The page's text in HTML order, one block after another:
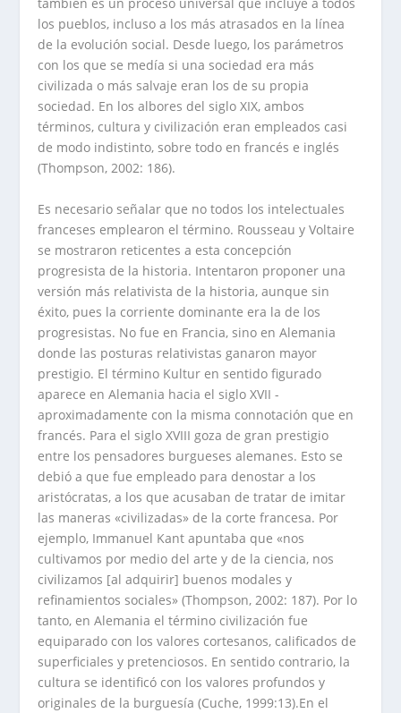
los pueblos, incluso a los más atrasados en la línea
de la evolución social. Desde luego, los parámetros
con los que se medía si una sociedad era más
civilizada o más salvaje eran los de su propia
sociedad. En los albores del siglo XIX, ambos
términos, cultura y civilización eran empleados casi
de modo indistinto, sobre todo en francés e inglés
(Thompson, 2002: 186).
Es necesario señalar que no todos los intelectuales
franceses emplearon el término. Rousseau y Voltaire
se mostraron reticentes a esta concepción
progresista de la historia. Intentaron proponer una
versión más relativista de la historia, aunque sin
éxito, pues la corriente dominante era la de los
progresistas. No fue en Francia, sino en Alemania
donde las posturas relativistas ganaron mayor
prestigio. El término Kultur en sentido figurado
aparece en Alemania hacia el siglo XVII -
aproximadamente con la misma connotación que en
francés. Para el siglo XVIII goza de gran prestigio
entre los pensadores burgueses alemanes. Esto se
debió a que fue empleado para denostar a los
aristócratas, a los que acusaban de tratar de imitar
las maneras «civilizadas» de la corte francesa. Por
ejemplo, Immanuel Kant apuntaba que «nos
cultivamos por medio del arte y de la ciencia, nos
civilizamos [al adquirir] buenos modales y
refinamientos sociales» (Thompson, 2002: 187). Por lo
tanto, en Alemania el término civilización fue
equiparado con los valores cortesanos, calificados de
superficiales y pretenciosos. En sentido contrario, la
cultura se identificó con los valores profundos y
originales de la burguesía (Cuche, 1999:13).En el